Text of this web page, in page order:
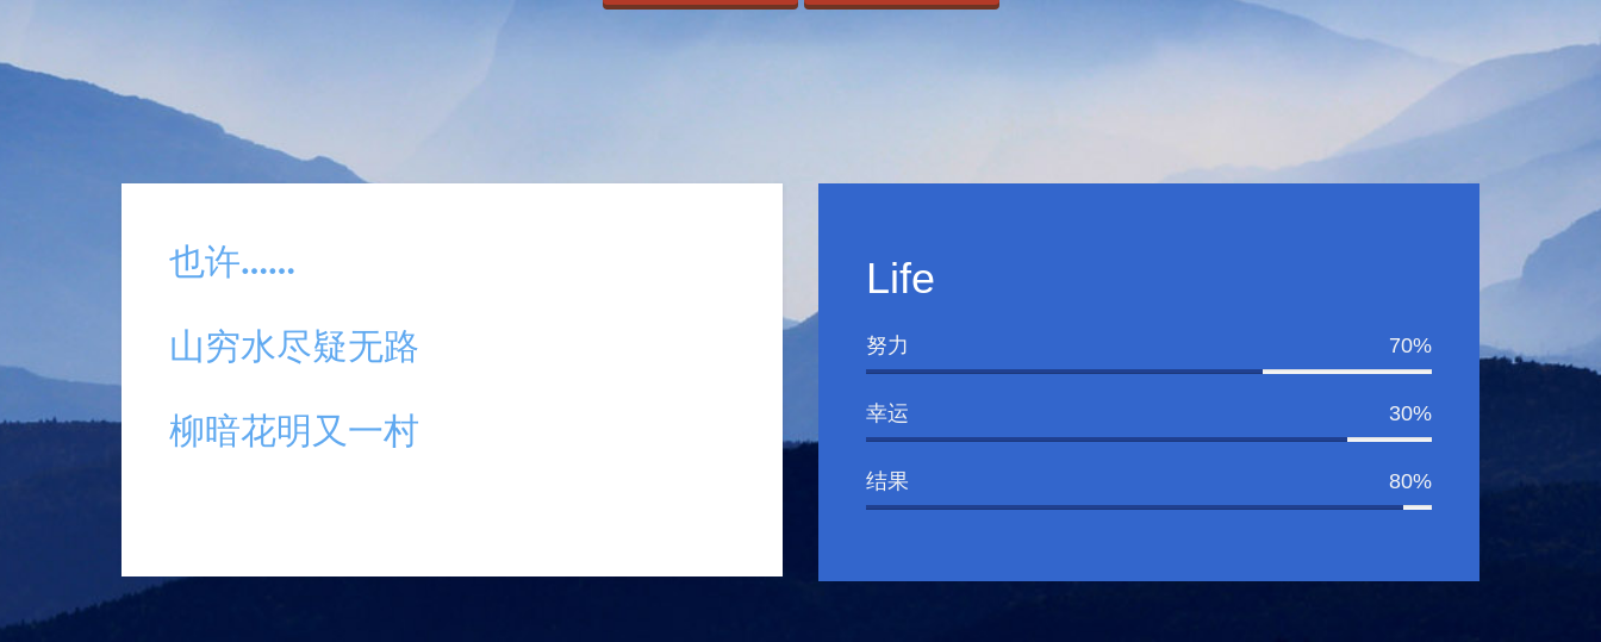
也许……
山穷水尽疑无路
柳暗花明又一村
Life
努力 70%
幸运 30%
结果 80%